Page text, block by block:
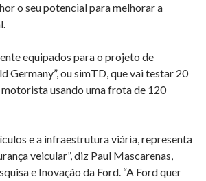
o seu potencial para melhorar a
equipados para o projeto de
ou simTD, que vai testar 20
usando uma frota de 120
e a infraestrutura viária, representa
veicular”, diz Paul Mascarenas,
e Inovação da Ford. “A Ford quer